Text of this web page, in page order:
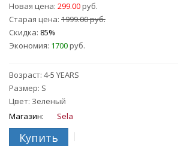
Новая цена: 299.00руб.
Старая цена: 1999.00 руб.
Скидка: 85%
Экономия: 1700руб.
Возраст: 4-5 YEARS
Размер: S
Цвет: Зеленый
Магазин:
Sela
Купить